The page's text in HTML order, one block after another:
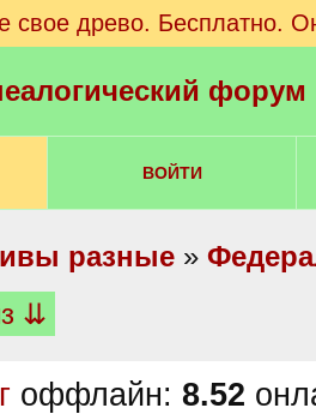
свое древо. Бесплатно.
ВОЙТИ
разные »
⇊
оффлайн: 8.52